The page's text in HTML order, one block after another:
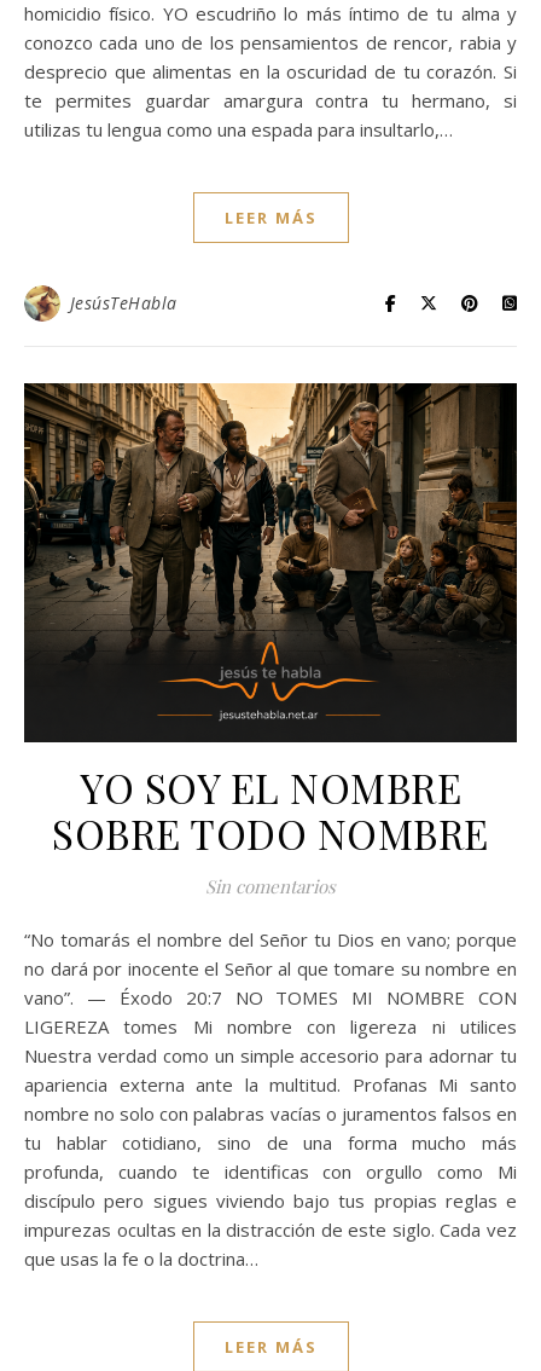
homicidio físico. YO escudriño lo más íntimo de tu alma y
conozco cada uno de los pensamientos de rencor, rabia y
desprecio que alimentas en la oscuridad de tu corazón. Si
te permites guardar amargura contra tu hermano, si
utilizas tu lengua como una espada para insultarlo,…
LEER MÁS
JesúsTeHabla
YO SOY EL NOMBRE
SOBRE TODO NOMBRE
Sin comentarios
“No tomarás el nombre del Señor tu Dios en vano; porque
no dará por inocente el Señor al que tomare su nombre en
vano”. — Éxodo 20:7 NO TOMES MI NOMBRE CON
LIGEREZA tomes Mi nombre con ligereza ni utilices
Nuestra verdad como un simple accesorio para adornar tu
apariencia externa ante la multitud. Profanas Mi santo
nombre no solo con palabras vacías o juramentos falsos en
tu hablar cotidiano, sino de una forma mucho más
profunda, cuando te identificas con orgullo como Mi
discípulo pero sigues viviendo bajo tus propias reglas e
impurezas ocultas en la distracción de este siglo. Cada vez
que usas la fe o la doctrina…
LEER MÁS